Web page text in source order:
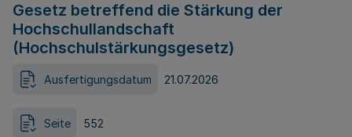
Gesetz betreffend die Stärkung der
Hochschullandschaft
(Hochschulstärkungsgesetz)
Ausfertigungsdatum 21.07.2026
Seite 552